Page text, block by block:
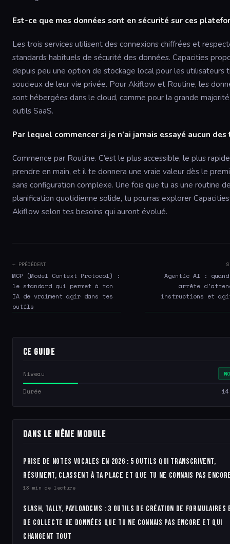
Est-ce que mes données sont en sécurité sur ces
Les trois services utilisent des connexions chiffrées et
standards habituels de sécurité des données. Capacities
depuis peu une option de stockage local pour les utilisateurs
soucieux de leur vie privée. Pour Akiflow et Routine, les
sont hébergées dans le cloud, comme pour la grande
outils SaaS.
Par lequel commencer si je n’ai jamais essayé aucun des
Commence par Routine. C’est le plus accessible, le plus
prendre en main, et il te donnera une vraie valeur dès le
sans configuration complexe. Une fois que tu as une routine
planification quotidienne solide, tu pourras explorer
Akiflow selon tes besoins qui auront évolué.
← PRÉCÉDENT
MCP (Model Context Protocol) :
le standard qui permet à ton
IA de vraiment agir dans tes
outils
Agentic AI :
arrête
instructions et
Ce guide
Niveau
Durée
Dans le même module
Prise de notes vocales en 2026 : 5 outils qui transcrivent,
résument, classent à ta place et que tu ne connais pas
13 min de lecture
Slash, Tally, PayloadCMS : 3 outils de création de formulaires
de collecte de données que tu ne connais pas encore et qui
changent tout